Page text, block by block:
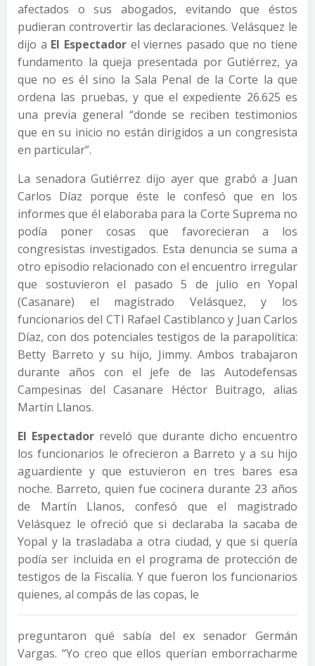
afectados o sus abogados, evitando que éstos
pudieran controvertir las declaraciones. Velásquez le
dijo a El Espectador el viernes pasado que no tiene
fundamento la queja presentada por Gutiérrez, ya
que no es él sino la Sala Penal de la Corte la que
ordena las pruebas, y que el expediente 26.625 es
una previa general “donde se reciben testimonios
que en su inicio no están dirigidos a un congresista
en particular”.
La senadora Gutiérrez dijo ayer que grabó a Juan
Carlos Díaz porque éste le confesó que en los
informes que él elaboraba para la Corte Suprema no
podía poner cosas que favorecieran a los
congresistas investigados. Esta denuncia se suma a
otro episodio relacionado con el encuentro irregular
que sostuvieron el pasado 5 de julio en Yopal
(Casanare) el magistrado Velásquez, y los
funcionarios del CTI Rafael Castiblanco y Juan Carlos
Díaz, con dos potenciales testigos de la parapolítica:
Betty Barreto y su hijo, Jimmy. Ambos trabajaron
durante años con el jefe de las Autodefensas
Campesinas del Casanare Héctor Buitrago, alias
Martín Llanos.
El Espectador reveló que durante dicho encuentro
los funcionarios le ofrecieron a Barreto y a su hijo
aguardiente y que estuvieron en tres bares esa
noche. Barreto, quien fue cocinera durante 23 años
de Martín Llanos, confesó que el magistrado
Velásquez le ofreció que si declaraba la sacaba de
Yopal y la trasladaba a otra ciudad, y que si quería
podía ser incluida en el programa de protección de
testigos de la Fiscalía. Y que fueron los funcionarios
quienes, al compás de las copas, le
preguntaron qué sabía del ex senador Germán
Vargas. “Yo creo que ellos querían emborracharme